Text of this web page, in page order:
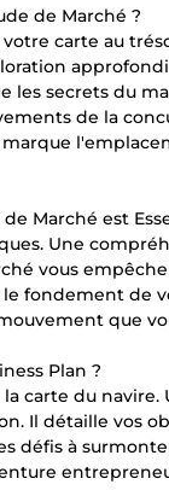
de Marché ?
carte au
les secrets du
de la
Marché est
Une
vous
le fondement de
que
Plan ?
carte du navire.
Il détaille vos
défis à